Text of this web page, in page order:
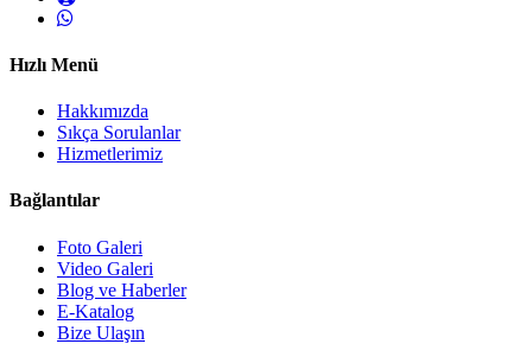
Hızlı Menü
Hakkımızda
Sıkça Sorulanlar
Hizmetlerimiz
Bağlantılar
Foto Galeri
Video Galeri
Blog ve Haberler
E-Katalog
Bize Ulaşın